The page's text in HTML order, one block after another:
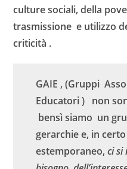
culture sociali, della
trasmissione e utilizzo
criticità .
GAIE , (Gruppi
Educatori ) non
bensì siamo un
gerarchie e, in
estemporaneo,ci si